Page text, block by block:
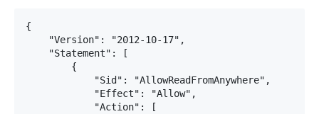
{
    "Version": "2012-10-17",
    "Statement": [
        {
            "Sid": "AllowReadFromAnywhere",
            "Effect": "Allow",
            "Action": [